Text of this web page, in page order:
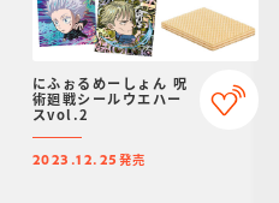
にふぉるめーしょん 呪
術廻戦シールウエハー
スvol.2
2023.12.25 発売